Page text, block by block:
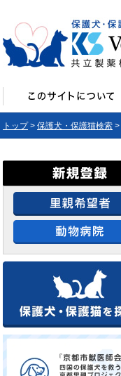
トップ> 保護犬・保護猫検索 >